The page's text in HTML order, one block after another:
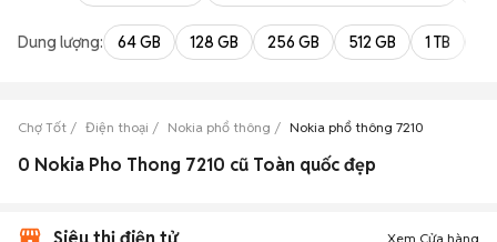
Dung lượng: 64 GB 128 GB 256 GB 512 GB 1 TB
Chợ Tốt Điện thoại Nokia phổ thông Nokia phổ thông 7210
0 Nokia Pho Thong 7210 cũ Toàn quốc đẹp
Xem Cửa hàng